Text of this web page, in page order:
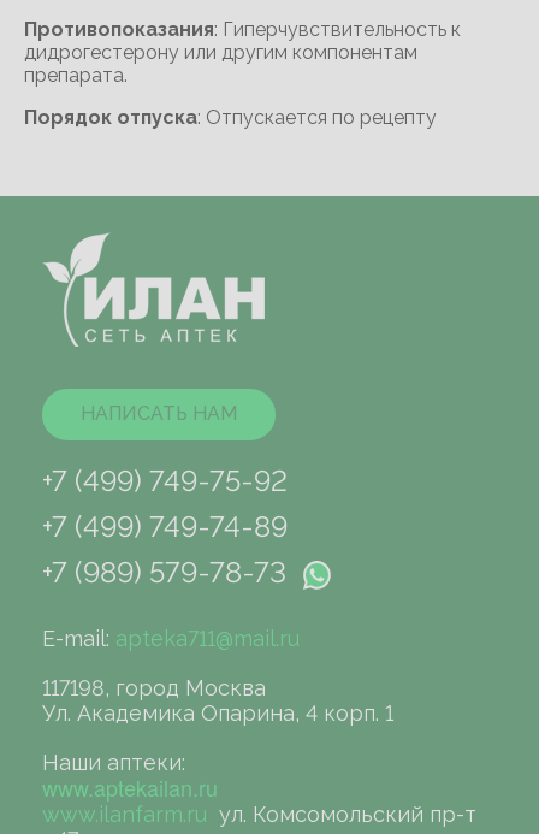
Противопоказания: Гиперчувствительность к
дидрогестерону или другим компонентам
препарата.
Порядок отпуска: Отпускается по рецепту
НАПИСАТЬ НАМ
+7 (499) 749-75-92
+7 (499) 749-74-89
+7 (989) 579-78-73
E-mail: apteka711@mail.ru
117198, город Москва
Ул. Академика Опарина, 4 корп. 1
Наши аптеки:
www.aptekailan.ru
www.ilanfarm.ru ул. Комсомольский пр-т